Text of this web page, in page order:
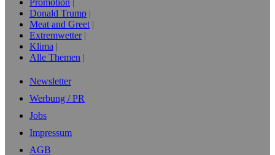
Promotion
Donald Trump
Meat and Greet
Extremwetter
Klima
Alle Themen
Newsletter
Werbung / PR
Jobs
Impressum
AGB